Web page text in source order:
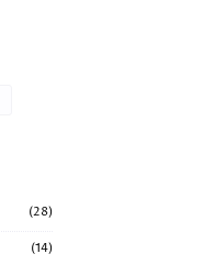
(28)
(14)